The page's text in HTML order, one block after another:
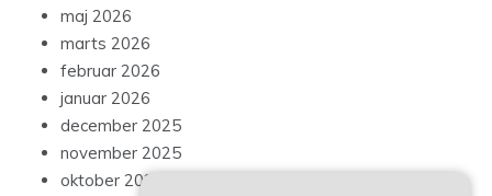
maj 2026
marts 2026
februar 2026
januar 2026
december 2025
november 2025
oktober 2025